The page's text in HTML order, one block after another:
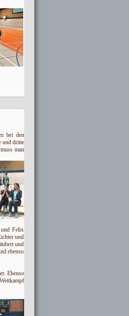
bei den
und dritte
man
Felix
und
und
ebenso
Ebenso